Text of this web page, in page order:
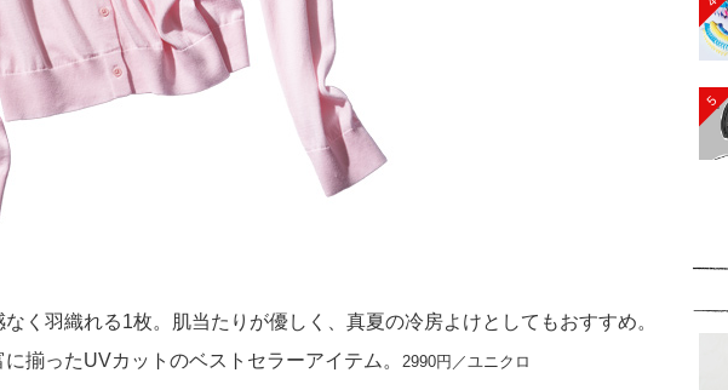
なく羽織れる1枚。肌当たりが優しく、真夏の冷房よけとしてもおすすめ。
揃ったUVカットのベストセラーアイテム。 2990円／ユニクロ
5